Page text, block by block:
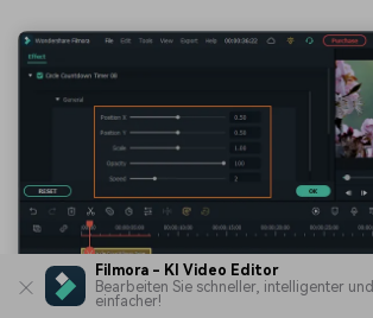
Filmora - KI Video Editor
Bearbeiten Sie schneller, intelligenter und
einfacher!